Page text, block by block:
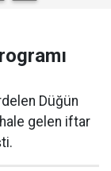
Düğün
gelen iftar